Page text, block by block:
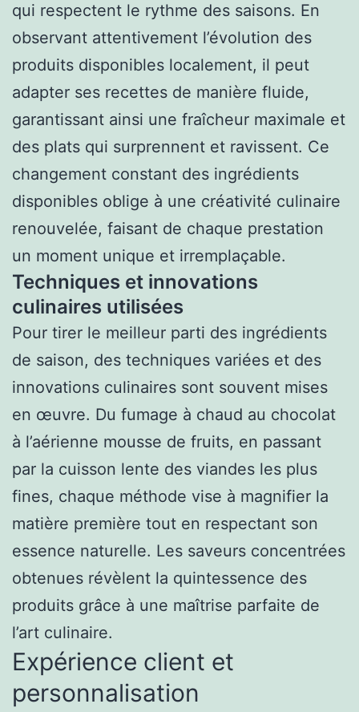
qui respectent le rythme des saisons. En
observant attentivement l’évolution des
produits disponibles localement, il peut
adapter ses recettes de manière fluide,
garantissant ainsi une fraîcheur maximale et
des plats qui surprennent et ravissent. Ce
changement constant des ingrédients
disponibles oblige à une créativité culinaire
renouvelée, faisant de chaque prestation
un moment unique et irremplaçable.
Techniques et innovations
culinaires utilisées
Pour tirer le meilleur parti des ingrédients
de saison, des techniques variées et des
innovations culinaires sont souvent mises
en œuvre. Du fumage à chaud au chocolat
à l’aérienne mousse de fruits, en passant
par la cuisson lente des viandes les plus
fines, chaque méthode vise à magnifier la
matière première tout en respectant son
essence naturelle. Les saveurs concentrées
obtenues révèlent la quintessence des
produits grâce à une maîtrise parfaite de
l’art culinaire.
Expérience client et
personnalisation